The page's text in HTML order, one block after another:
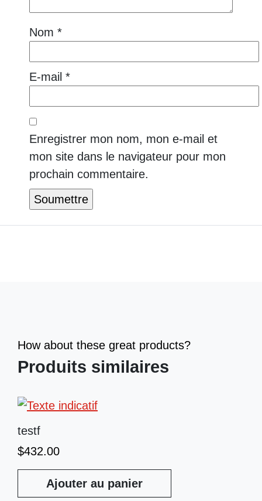
Nom *
E-mail *
Enregistrer mon nom, mon e-mail et
mon site dans le navigateur pour mon
prochain commentaire.
How about these great products?
Produits similaires
testf
$432.00
Ajouter au panier